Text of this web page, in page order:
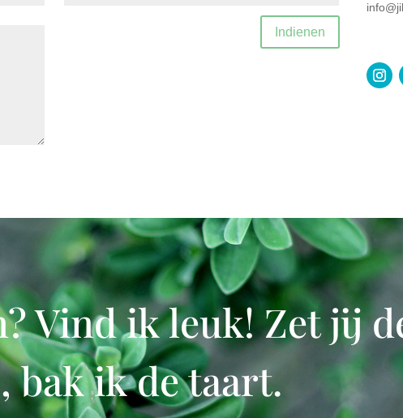
Indienen
Vind ik leuk! Zet jij
bak ik de taart.